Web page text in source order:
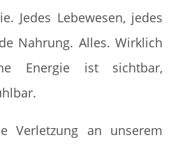
Jedes Lebewesen, jedes
Nahrung. Alles. Wirklich
Energie ist sichtbar,
Verletzung an unserem